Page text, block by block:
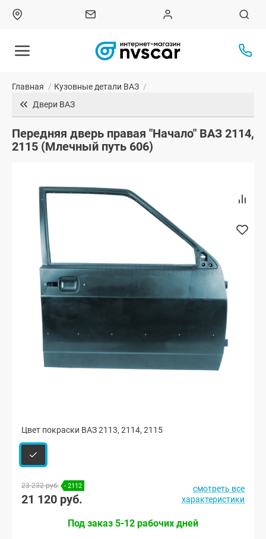
Главная / Кузовные детали ВАЗ /
Двери ВАЗ
Передняя дверь правая "Начало" ВАЗ 2114,
2115 (Млечный путь 606)
Цвет покраски ВАЗ 2113, 2114, 2115
23 232 руб. - 2112
21 120 руб.
смотреть все
характеристики
Под заказ 5-12 рабочих дней